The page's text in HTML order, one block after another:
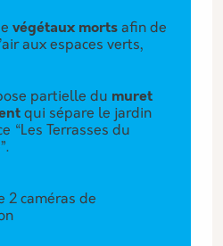
végétaux morts afin de
aux espaces verts,
partielle du muret
qui sépare le jardin
“Les Terrasses du
2 caméras de